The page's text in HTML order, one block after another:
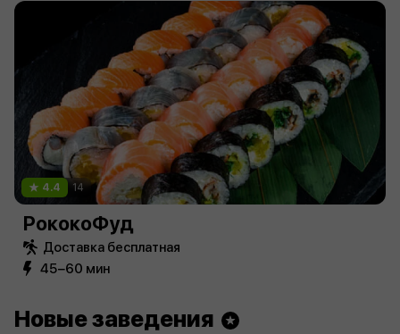
4.4 14
РококоФуд
Доставка бесплатная
45−60 мин
Новые заведения